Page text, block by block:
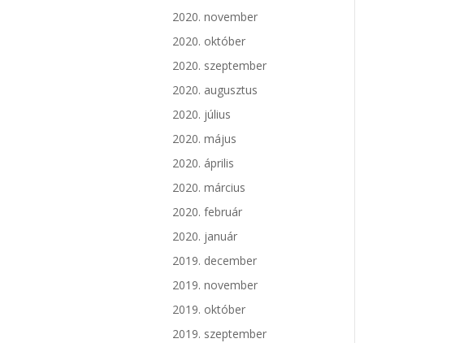
2020. november
2020. október
2020. szeptember
2020. augusztus
2020. július
2020. május
2020. április
2020. március
2020. február
2020. január
2019. december
2019. november
2019. október
2019. szeptember